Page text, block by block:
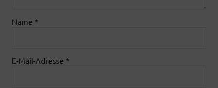
Name *
E-Mail-Adresse *